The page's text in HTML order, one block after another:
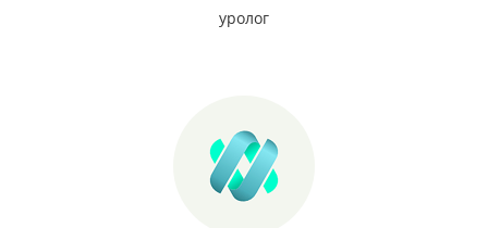
уролог